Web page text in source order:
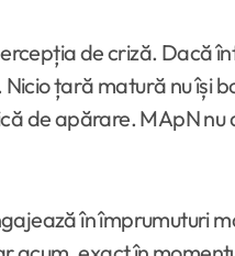
de criză. Dacă
Nicio țară matură nu își
de apărare. MApN nu
în împrumuturi